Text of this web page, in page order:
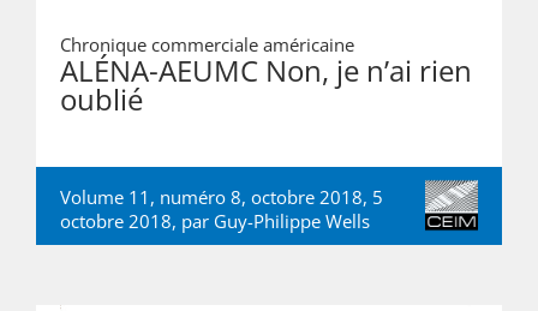
Chronique commerciale américaine
ALÉNA-AEUMC Non, je n’ai rien
oublié
Volume 11, numéro 8, octobre 2018, 5
octobre 2018, par Guy-Philippe Wells